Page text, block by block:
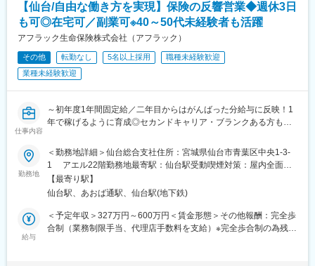
客様への提案は、電話や郵送、WEBでの面談も可能なため、自宅
から無理なく営業活動が行えます。
※月1回の研修参加、週1回の所属営業部・支社への活動報告は必
須参加となります。
【スケジュール例】
9時：お客様先へ訪問→10時：お客様先で面談→12時：お昼休み
→14時：自宅に戻り、お客様とWEB面談→16時：業務終了
（1）新規開拓無し
お問合せの受付は共同募集を行う代理店が担当し、契約見直しや
に対して 営業・販売活動を行うため、新規開拓や、お知り合いの
方へのご案内などはありません。
（2）提案しやすい保険商品
当社のがん保険・医療保険の保有契約数は業界トップクラスで
に時代のニーズに合った多様な商品ラインアップがあり、少額の
ものから手厚い保障のある商品までお客様のライフプランに合っ
【仙台/自由な働き方を実現】保険の反響営業◆週休3日
も可◎在宅可／副業可※40～50代未経験者も活躍
アフラック生命保険株式会社（アフラック）
その他 転勤なし 5名以上採用
職種未経験歓迎
業種未経験歓迎
仕事内容
～初年度1年間固定給／二年目からはがんばった分給与に反映！1
年で稼げるように育成◎セカンドキャリア・ブランクある方も歓
◆業務内容
契約内容見直しや新商品提案など、既にアフラックの保険にご加
入をいただいているお客様への提案活動をお任せいたします（業
務委託）。
◆具体的な業務内容
勤務地
＜勤務地詳細＞仙台総合支社住所：宮城県仙台市青葉区中央1-3-
1 アエル22階勤務地最寄駅：仙台駅受動喫煙対策：屋内全面禁
煙【最寄り駅】
仙台駅、あおば通駅、仙台駅(地下鉄)
給与
＜予定年収＞327万円～600万円＜賃金形態＞その他報酬：完全歩
合制（業務制限手当、代理店手数料を支給）※完全歩合制の為残業